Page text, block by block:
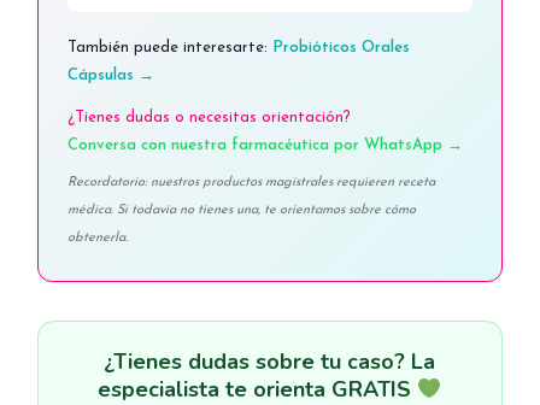
También puede interesarte:
Probióticos Orales
Cápsulas →
¿Tienes dudas o necesitas orientación?
Conversa con nuestra farmacéutica por WhatsApp →
Recordatorio: nuestros productos magistrales requieren receta
médica. Si todavía no tienes una, te orientamos sobre cómo
obtenerla.
¿Tienes dudas sobre tu caso? La
especialista te orienta GRATIS